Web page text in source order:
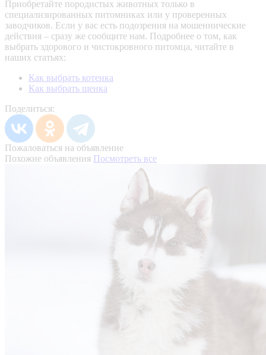
Приобретайте породистых животных только в
специализированных питомниках или у проверенных
заводчиков. Если у вас есть подозрения на мошеннические
действия – сразу же сообщите нам. Подробнее о том, как
выбрать здорового и чистокровного питомца, читайте в
наших статьях:
Как выбрать котенка
Как выбрать щенка
Поделиться:
Пожаловаться на объявление
Похожие объявления Посмотреть все